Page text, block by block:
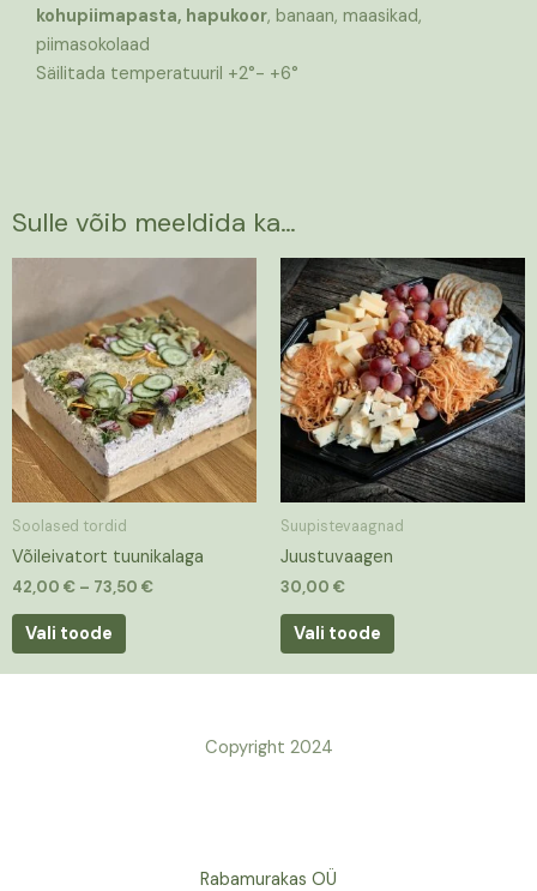
kohupiimapasta, hapukoor, banaan, maasikad,
piimasokolaad
Säilitada temperatuuril +2°- +6°
Sulle võib meeldida ka…
Soolased tordid
Võileivatort tuunikalaga
42,00 € – 73,50 €
kuni
73,50 €
Vali toode
tootel
on
mitu
varianti.
Valikuid
saab
teha
tootelehel.
Suupistevaagnad
Juustuvaagen
30,00 €
Vali toode
Copyright 2024
Rabamurakas OÜ